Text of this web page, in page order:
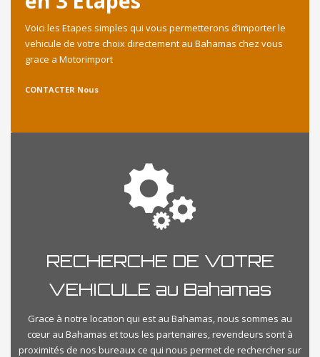
Voici les Etapes simples qui vous permetterons d’importer le
vehicule de votre choix directement au Bahamas chez vous
grace a Motorimport
CONTACTER Nous
RECHERCHE DE VOTRE
VEHICULE au Bahamas
Grace à notre location qui est au Bahamas, nous sommes au
cœur au Bahamas et tous les partenaires, revendeurs sont à
proximités de nos bureaux ce qui nous permet de rechercher sur